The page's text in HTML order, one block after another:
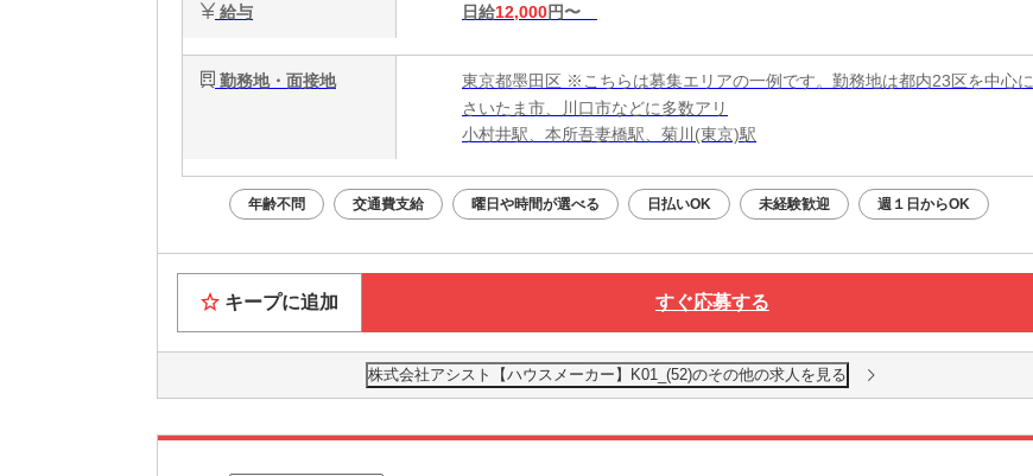
給与 日給12,000円〜
勤務地・面接地
東京都墨田区 ※こちらは募集エリアの一例です。勤務地は都内23区を中心に
さいたま市、川口市などに多数アリ
小村井駅、本所吾妻橋駅、菊川(東京)駅
年齢不問 交通費支給 曜日や時間が選べる 日払いOK 未経験歓迎 週１日からOK
キープに追加 すぐ応募する
株式会社アシスト【ハウスメーカー】K01_(52)のその他の求人を見る